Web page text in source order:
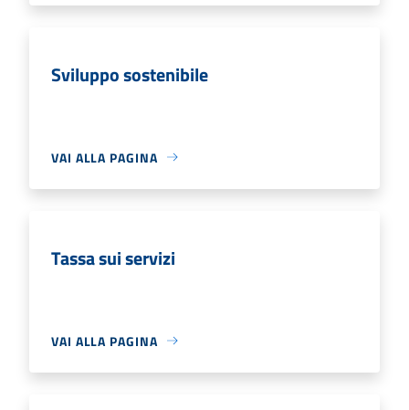
Sviluppo sostenibile
VAI ALLA PAGINA
Tassa sui servizi
VAI ALLA PAGINA